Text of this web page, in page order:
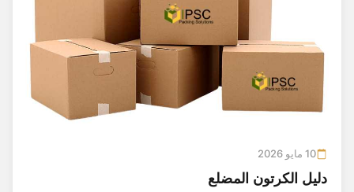
10 مايو 2026
دليل الكرتون المضلع